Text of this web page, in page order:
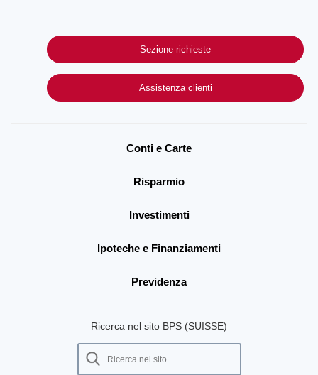
Sezione richieste
Assistenza clienti
Conti e Carte
Risparmio
Investimenti
Ipoteche e Finanziamenti
Previdenza
Ricerca nel sito BPS (SUISSE)